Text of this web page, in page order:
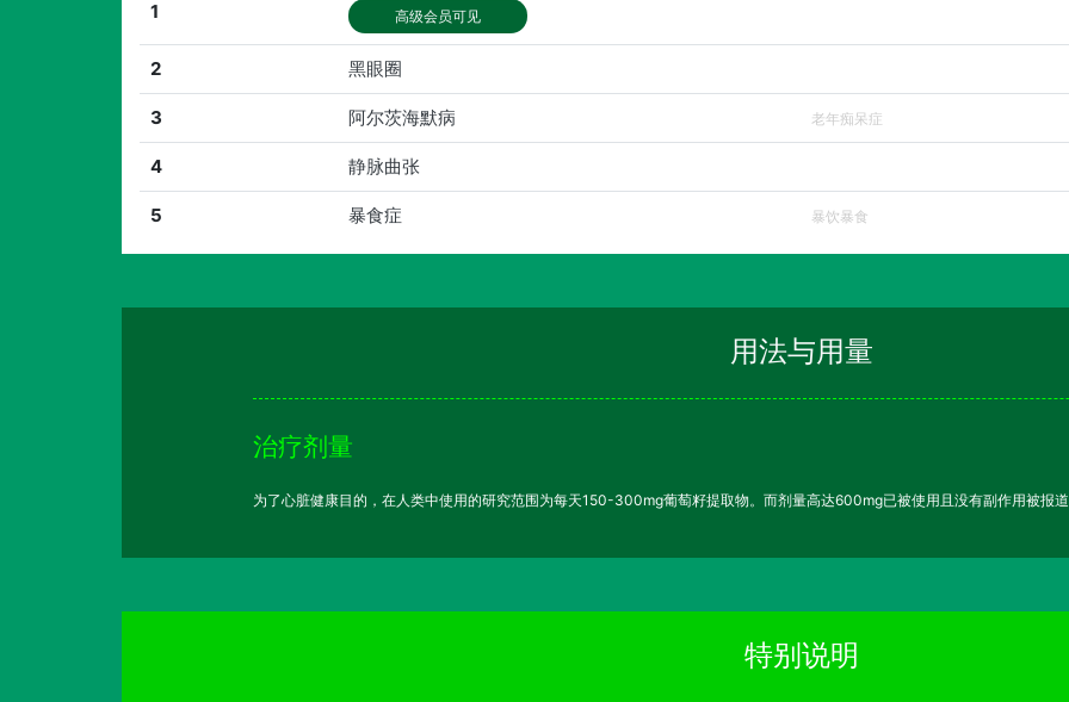
1 高级会员可见
2 黑眼圈
3 阿尔茨海默病 老年痴呆症
4 静脉曲张
5 暴食症 暴饮暴食
用法与用量
治疗剂量
为了心脏健康目的，在人类中使用的研究范围为每天150-300mg葡萄籽提取物。而剂量高达600mg已被使用且没有副作用被报道
特别说明